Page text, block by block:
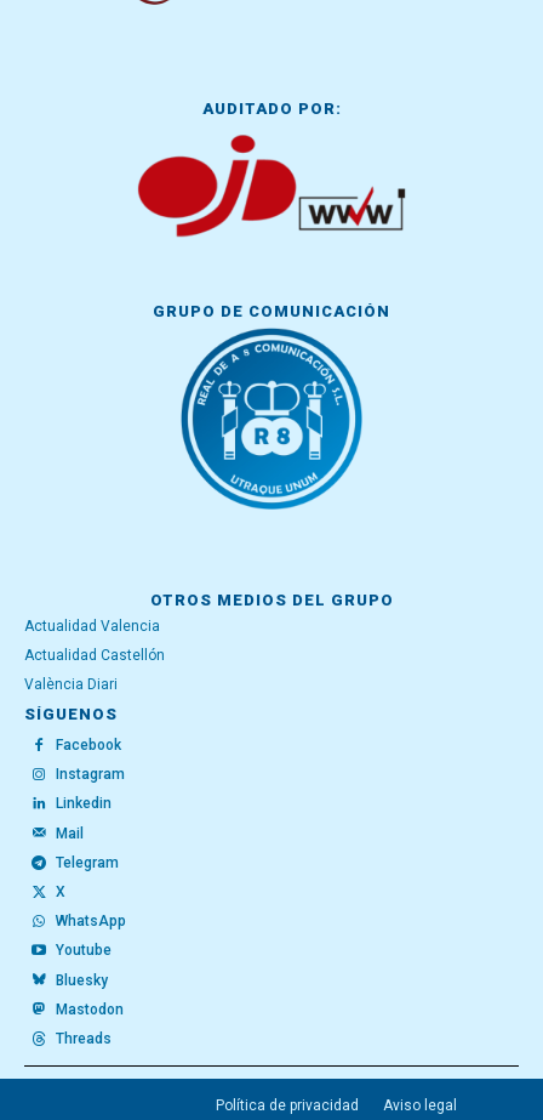
AUDITADO POR:
GRUPO DE COMUNICACIÓN
OTROS MEDIOS DEL GRUPO
Actualidad Valencia
Actualidad Castellón
València Diari
SÍGUENOS
Facebook
Instagram
Linkedin
Mail
Telegram
X
WhatsApp
Youtube
Bluesky
Mastodon
Threads
Política de privacidad Aviso legal